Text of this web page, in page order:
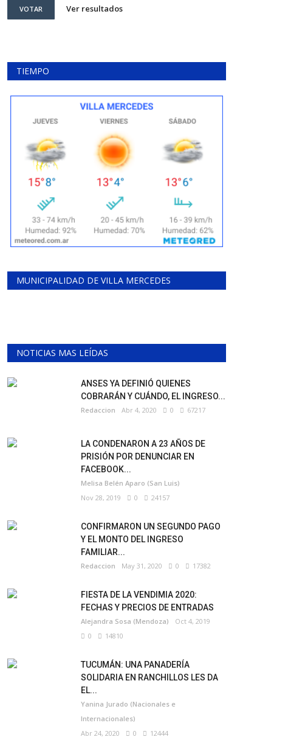
VOTAR Ver resultados
TIEMPO
MUNICIPALIDAD DE VILLA MERCEDES
NOTICIAS MAS LEÍDAS
ANSES YA DEFINIÓ QUIENES
COBRARÁN Y CUÁNDO, EL INGRESO...
Redaccion Abr 4, 2020 0 67217
LA CONDENARON A 23 AÑOS DE
PRISIÓN POR DENUNCIAR EN
FACEBOOK...
Melisa Belén Aparo (San Luis)
Nov 28, 2019
0 24157
CONFIRMARON UN SEGUNDO PAGO
Y EL MONTO DEL INGRESO
FAMILIAR...
Redaccion May 31, 2020 0 17382
FIESTA DE LA VENDIMIA 2020:
FECHAS Y PRECIOS DE ENTRADAS
Alejandra Sosa (Mendoza)
Oct 4, 2019
0
14810
TUCUMÁN: UNA PANADERÍA
SOLIDARIA EN RANCHILLOS LES DA
EL...
Yanina Jurado (Nacionales e
Internacionales)
Abr 24, 2020
0 12444